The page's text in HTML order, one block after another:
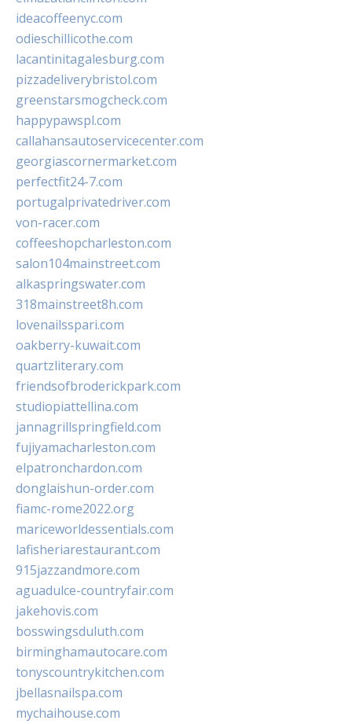
ideacoffeenyc.com
odieschillicothe.com
lacantinitagalesburg.com
pizzadeliverybristol.com
greenstarsmogcheck.com
happypawspl.com
callahansautoservicecenter.com
georgiascornermarket.com
perfectfit24-7.com
portugalprivatedriver.com
von-racer.com
coffeeshopcharleston.com
salon104mainstreet.com
alkaspringswater.com
318mainstreet8h.com
lovenailsspari.com
oakberry-kuwait.com
quartzliterary.com
friendsofbroderickpark.com
studiopiattellina.com
jannagrillspringfield.com
fujiyamacharleston.com
elpatronchardon.com
donglaishun-order.com
fiamc-rome2022.org
mariceworldessentials.com
lafisheriarestaurant.com
915jazzandmore.com
aguadulce-countryfair.com
jakehovis.com
bosswingsduluth.com
birminghamautocare.com
tonyscountrykitchen.com
jbellasnailspa.com
mychaihouse.com